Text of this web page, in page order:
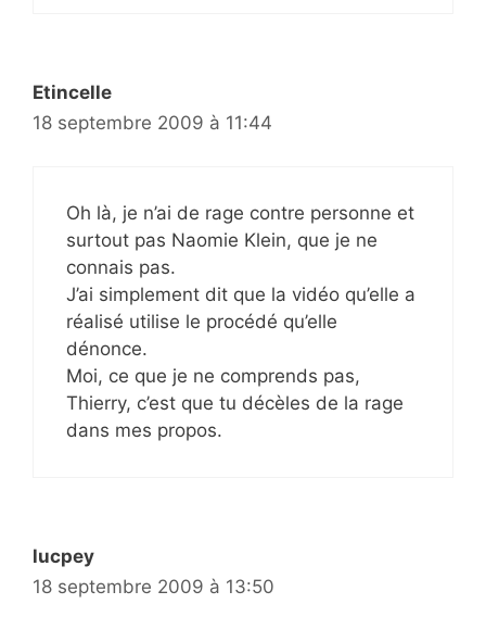
Etincelle
18 septembre 2009 à 11:44
Oh là, je n’ai de rage contre personne et
surtout pas Naomie Klein, que je ne
connais pas.
J’ai simplement dit que la vidéo qu’elle a
réalisé utilise le procédé qu’elle
dénonce.
Moi, ce que je ne comprends pas,
Thierry, c’est que tu décèles de la rage
dans mes propos.
lucpey
18 septembre 2009 à 13:50